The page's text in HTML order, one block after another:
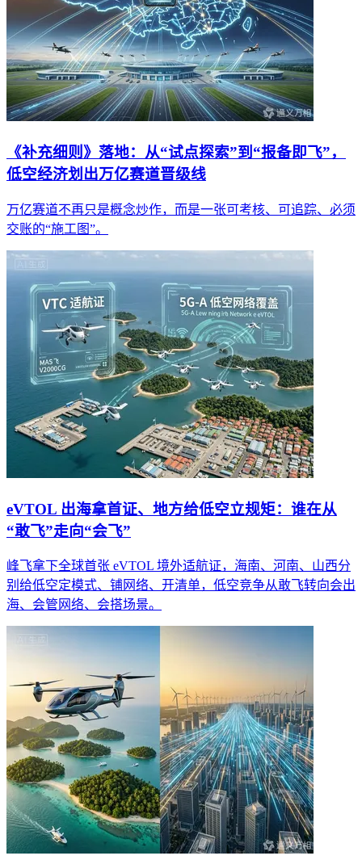
《补充细则》落地：从“试点探索”到“报备即飞”，
低空经济划出万亿赛道晋级线
万亿赛道不再只是概念炒作，而是一张可考核、可追踪、必须
交账的“施工图”。
eVTOL 出海拿首证、地方给低空立规矩：谁在从
“敢飞”走向“会飞”
峰飞拿下全球首张 eVTOL 境外适航证，海南、河南、山西分
别给低空定模式、铺网络、开清单，低空竞争从敢飞转向会出
海、会管网络、会搭场景。